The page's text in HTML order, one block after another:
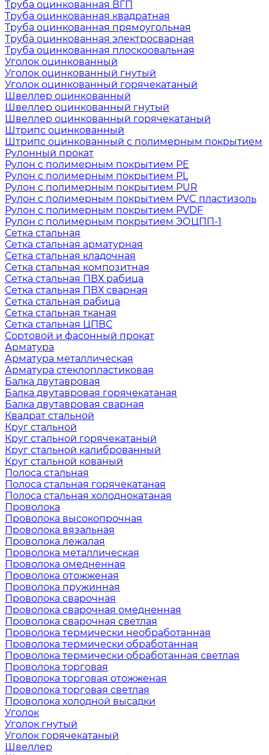
Труба оцинкованная ВГП
Труба оцинкованная квадратная
Труба оцинкованная прямоугольная
Труба оцинкованная электросварная
Труба оцинкованная плоскоовальная
Уголок оцинкованный
Уголок оцинкованный гнутый
Уголок оцинкованный горячекатаный
Швеллер оцинкованный
Швеллер оцинкованный гнутый
Швеллер оцинкованный горячекатаный
Штрипс оцинкованный
Штрипс оцинкованный с полимерным покрытием
Рулонный прокат
Рулон с полимерным покрытием PE
Рулон с полимерным покрытием PL
Рулон с полимерным покрытием PUR
Рулон с полимерным покрытием PVC пластизоль
Рулон с полимерным покрытием PVDF
Рулон с полимерным покрытием ЭОЦПП-1
Сетка стальная
Сетка стальная арматурная
Сетка стальная кладочная
Сетка стальная композитная
Сетка стальная ПВХ рабица
Сетка стальная ПВХ сварная
Сетка стальная рабица
Сетка стальная тканая
Сетка стальная ЦПВС
Сортовой и фасонный прокат
Арматура
Арматура металлическая
Арматура стеклопластиковая
Балка двутавровая
Балка двутавровая горячекатаная
Балка двутавровая сварная
Квадрат стальной
Круг стальной
Круг стальной горячекатаный
Круг стальной калиброванный
Круг стальной кованый
Полоса стальная
Полоса стальная горячекатаная
Полоса стальная холоднокатаная
Проволока
Проволока высокопрочная
Проволока вязальная
Проволока лежалая
Проволока металлическая
Проволока омедненная
Проволока отожженая
Проволока пружинная
Проволока сварочная
Проволока сварочная омедненная
Проволока сварочная светлая
Проволока термически необработанная
Проволока термически обработанная
Проволока термически обработанная светлая
Проволока торговая
Проволока торговая отожженая
Проволока торговая светлая
Проволока холодной высадки
Уголок
Уголок гнутый
Уголок горячекатаный
Швеллер